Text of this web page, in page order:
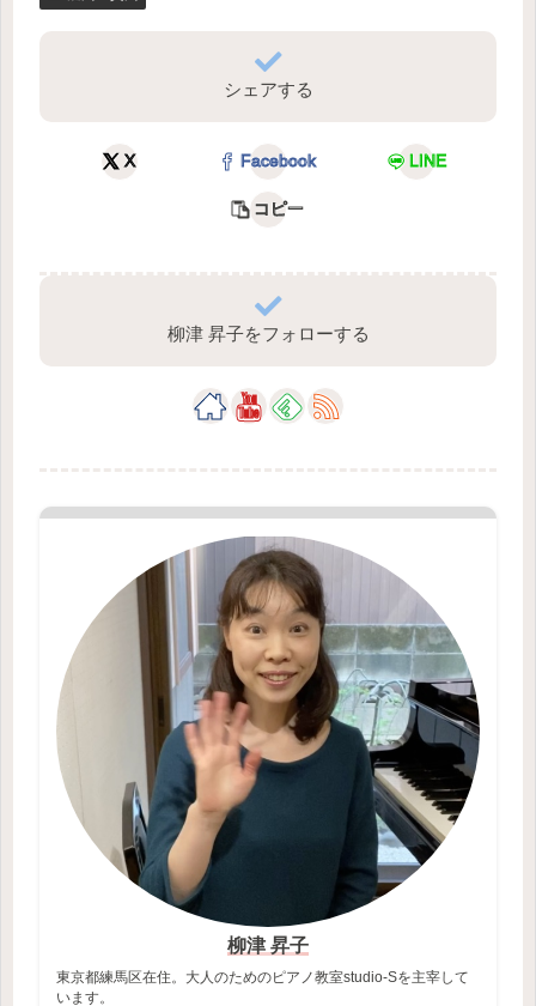
シェアする
X Facebook LINE
コピー
柳津 昇子をフォローする
柳津 昇子
東京都練馬区在住。大人のためのピアノ教室studio-Sを主宰して
います。